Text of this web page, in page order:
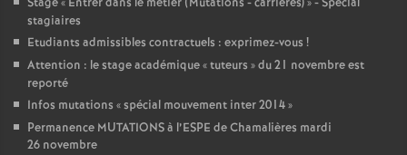
stagiaires
Etudiants admissibles contractuels : exprimez-vous !
Attention : le stage académique «tuteurs » du 21 novembre est
reporté
Infos mutations «spécial mouvement inter 2014»
Permanence MUTATIONS à l’ESPE de Chamalières mardi
26 novembre